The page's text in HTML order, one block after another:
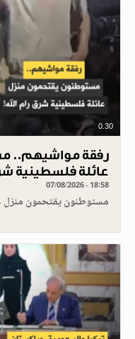
0.30
رفقة مواشيهم..
عائلة فلسطينية
07/08/2026 - 18:58
مستوطنون يقتحمون منزل